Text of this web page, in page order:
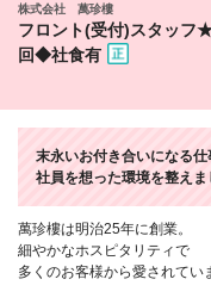
株式会社 萬珍樓
フロント(受付)スタッ
回◆社食有
末永いお付き合いになる仕
社員を想った環境を整えま
萬珍樓は明治25年に創業。
細やかなホスピタリティで
多くのお客様から愛されてい